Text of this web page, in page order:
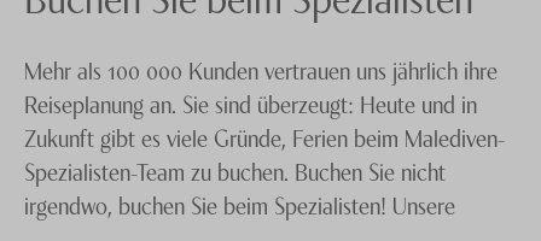
Lhaviyani Atoll
Noonu Atoll
Nord Ari Atoll
Nord Male Atoll
Nord Nilandhe Atoll
Knecht Gruppe
AGB
Impressum
Jobs
Mehr als 100 000 Kunden vertrauen uns jährlich ihre
Reiseplanung an. Sie sind überzeugt: Heute und in
Zukunft gibt es viele Gründe, Ferien beim Malediven-
Spezialisten-Team zu buchen. Buchen Sie nicht
irgendwo, buchen Sie beim Spezialisten! Unsere